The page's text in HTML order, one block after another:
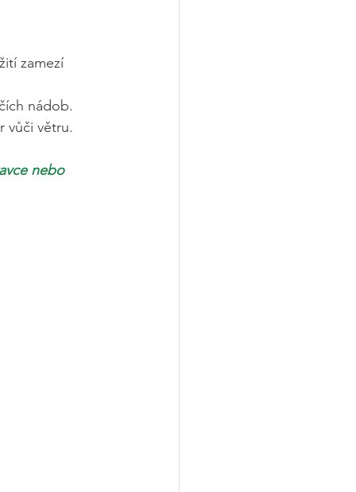
zamezí
nádob.
vůči větru.
nebo